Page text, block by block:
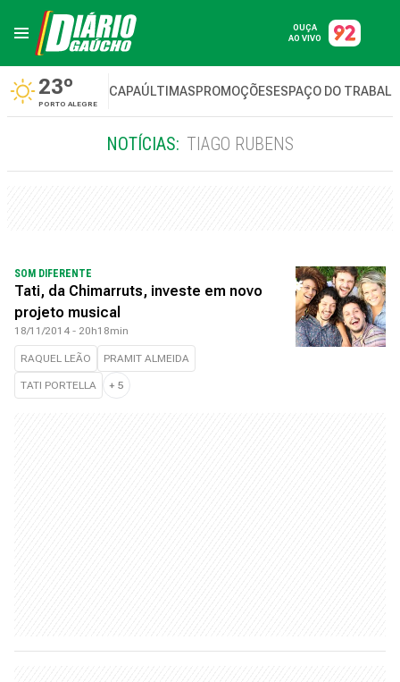
OUÇA
AO VIVO
23º
PORTO ALEGRE
CAPAÚLTIMASPROMOÇÕESESPAÇO DO
NOTÍCIAS: TIAGO RUBENS
SOM DIFERENTE
Tati, da Chimarruts, investe em novo
projeto musical
18/11/2014 - 20h18min
RAQUEL LEÃO PRAMIT ALMEIDA
TATI PORTELLA + 5